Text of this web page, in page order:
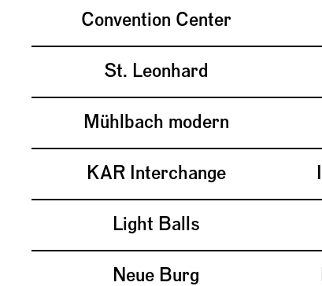
Convention Center
St. Leonhard
Mühlbach modern
KAR Interchange
Light Balls
Neue Burg